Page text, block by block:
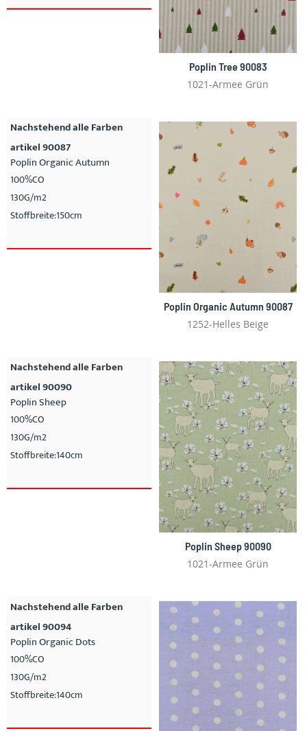
Poplin Tree 90083
1021-Armee Grün
Nachstehend alle Farben
artikel 90087
Poplin Organic Autumn
100%CO
130G/m2
Stoffbreite:150cm
Poplin Organic Autumn 90087
1252-Helles Beige
Nachstehend alle Farben
artikel 90090
Poplin Sheep
100%CO
130G/m2
Stoffbreite:140cm
Poplin Sheep 90090
1021-Armee Grün
Nachstehend alle Farben
artikel 90094
Poplin Organic Dots
100%CO
130G/m2
Stoffbreite:140cm